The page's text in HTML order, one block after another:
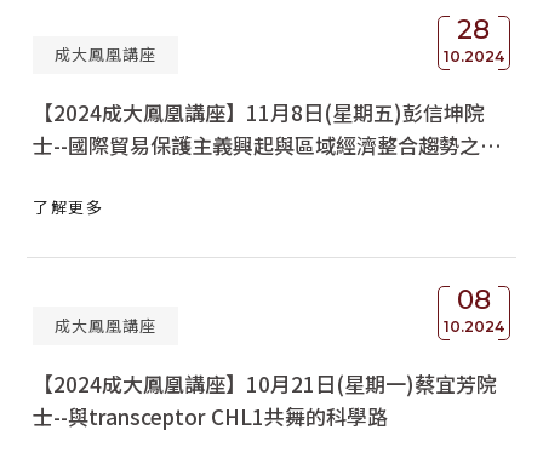
活動訊息
28
10.2024
成大鳳凰講座
【2024成大鳳凰講座】11月8日(星期五)彭信坤院
士--國際貿易保護主義興起與區域經濟整合趨勢之思
了解更多
08
10.2024
成大鳳凰講座
【2024成大鳳凰講座】10月21日(星期一)蔡宜芳院
士--與transceptor CHL1共舞的科學路